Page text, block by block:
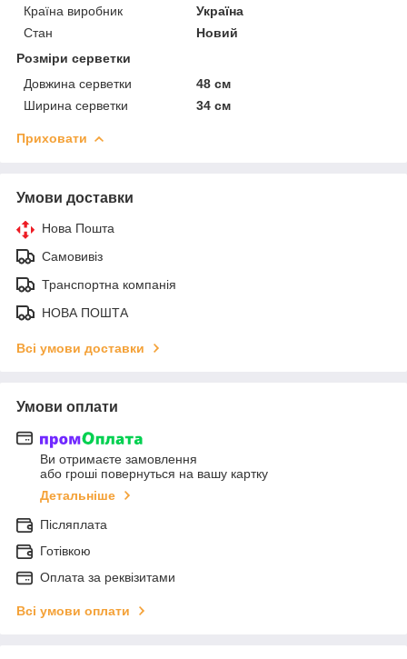
Країна виробник
Україна
Стан
Новий
Розміри серветки
Довжина серветки
48 см
Ширина серветки
34 см
Приховати
Умови доставки
Нова Пошта
Самовивіз
Транспортна компанія
НОВА ПОШТА
Всі умови доставки
Умови оплати
Ви отримаєте замовлення
або гроші повернуться на вашу картку
Детальніше
Післяплата
Готівкою
Оплата за реквізитами
Всі умови оплати